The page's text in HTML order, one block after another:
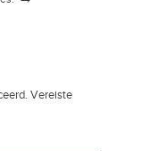
Vereiste